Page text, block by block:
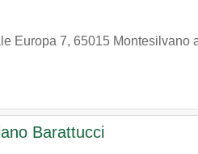
Europa 7, 65015 Montesilvano
Barattucci